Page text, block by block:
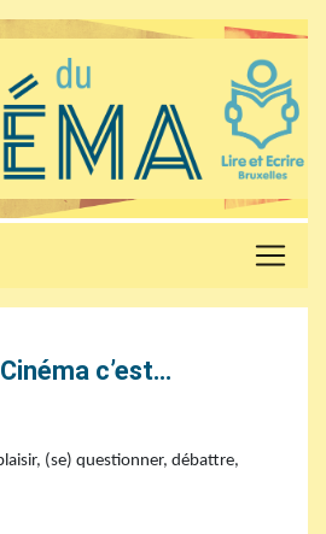
c’est…
(se) questionner, débattre,